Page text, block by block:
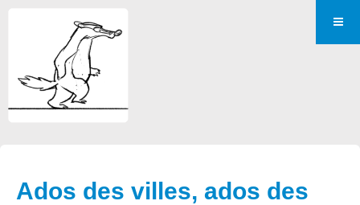
Ados des villes, ados des